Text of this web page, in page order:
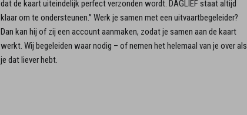
dat de kaart uiteindelijk perfect verzonden wordt. DAGLIEF staat altijd
klaar om te ondersteunen.” Werk je samen met een uitvaartbegeleider?
Dan kan hij of zij een account aanmaken, zodat je samen aan de kaart
werkt. Wij begeleiden waar nodig – of nemen het helemaal van je over als
je dat liever hebt.